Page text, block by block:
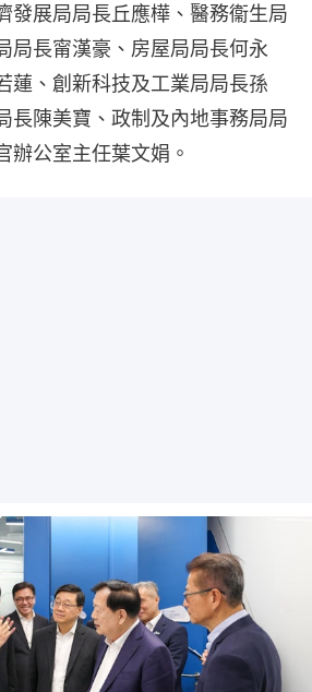
發展局局長丘應樺、醫務衞生局
局長甯漢豪、房屋局局長何永
蓮、創新科技及工業局局長孫
長陳美寶、政制及內地事務局局
辦公室主任葉文娟。